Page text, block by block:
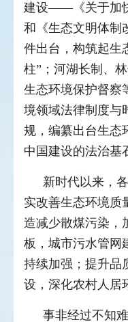
建设——《关于加
和《生态文明体制
件出台，构筑起生
柱”；河湖长制、
生态环境保护督察
境领域法律制度与
规，编纂出台生态
中国建设的法治
新时代以来，
实改善生态环境
造减少散煤污染，
板，城市污水管网
持续加强；提升品
设，深化农村人
事非经过不知